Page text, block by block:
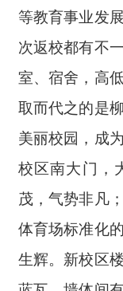
等教育事业发
次返校都有不
室、宿舍，高
取而代之的是
美丽校园，成
校区南大门，
茂，气势非凡
体育场标准化
生辉。新校区